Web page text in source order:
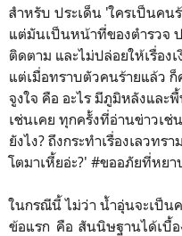
สำหรับ ประเด็น 'ใครเป็นค
แต่มันเป็นหน้าที่ของตำรวจ ป
ติดตาม และไม่ปล่อยให้เรื่อง
แต่เมื่อทราบตัวคนร้ายแล้ว ก็
จูงใจ คือ อะไร มีภูมิหลังแล
เช่นเคย ทุกครั้งที่อ่านข่าวเช่
ยังไง? ถึงกระทำเรื่องเลวท
โตมาเหี้ยอ่ะ?' #ขออภัยที่หยา
ในกรณีนี้ ไม่ว่า น้ำอุ่นจะเป็น
ข้อแรก คือ สันนิษฐานได้เบื้